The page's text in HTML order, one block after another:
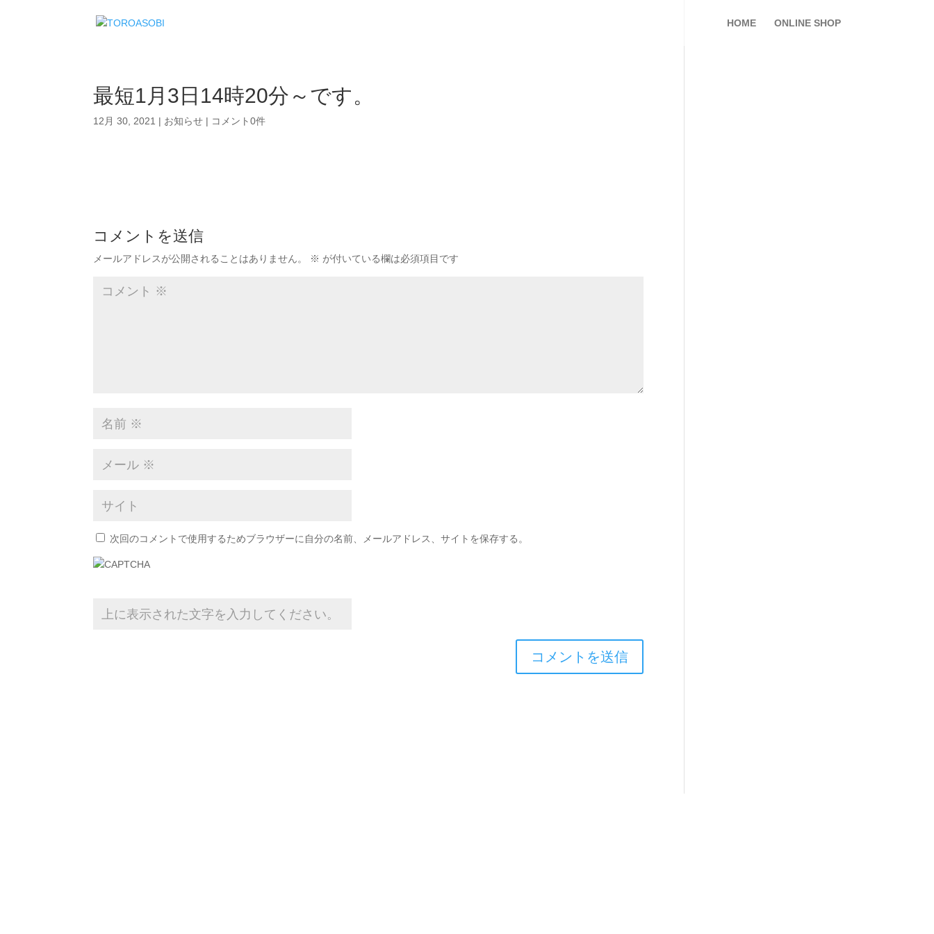
HOME ONLINE SHOP
最短1月3日14時20分～です。
12月 30, 2021 | お知らせ | コメント0件
コメントを送信
メールアドレスが公開されることはありません。 ※ が付いている欄は必須項目です
次回のコメントで使用するためブラウザーに自分の名前、メールアドレス、サイトを保存する。